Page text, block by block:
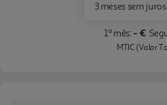
3 meses sem juros
1º mês:- €
MTIC (Valor